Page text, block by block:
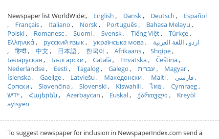
Newspaper list WorldWide: English Dansk Deutsch
Español
Français
Italiano Norsk Português
Bahasa Melayu
Polski
Romanesc Suomi Svensk Tiếng Việt
Türkçe
Ελληνικά
русский язык українська мова اردو
اللغة العربية
हिन्दी
中文 日本語 한국어 Afrikaans
Shqipe
Беларуская
Български Català Hrvatska
Čeština
Nederlandse
Eesti Tagalog Galego עברית
Magyar
Íslenska
Gaeilge Latviešu Македонски Malti
فارسی
Српски
Slovenčina Slovenski Kiswahili ไทย
Cymraeg
ייִדיש
Հայերեն Azərbaycan Euskal ქართული
Kreyòl
ayisyen
To suggest newspaper for inclusion in NewspaperIndex.com send a